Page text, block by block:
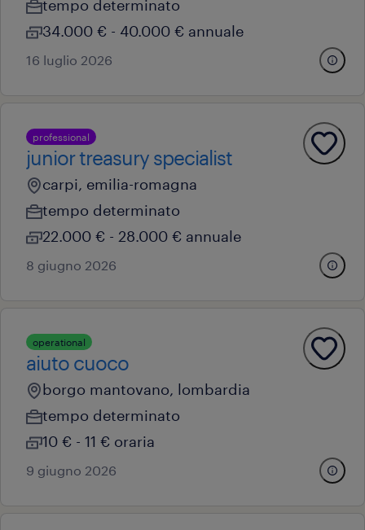
tempo determinato
34.000 € - 40.000 € annuale
16 luglio 2026
professional
junior treasury specialist
carpi, emilia-romagna
tempo determinato
22.000 € - 28.000 € annuale
8 giugno 2026
operational
aiuto cuoco
borgo mantovano, lombardia
tempo determinato
10 € - 11 € oraria
9 giugno 2026